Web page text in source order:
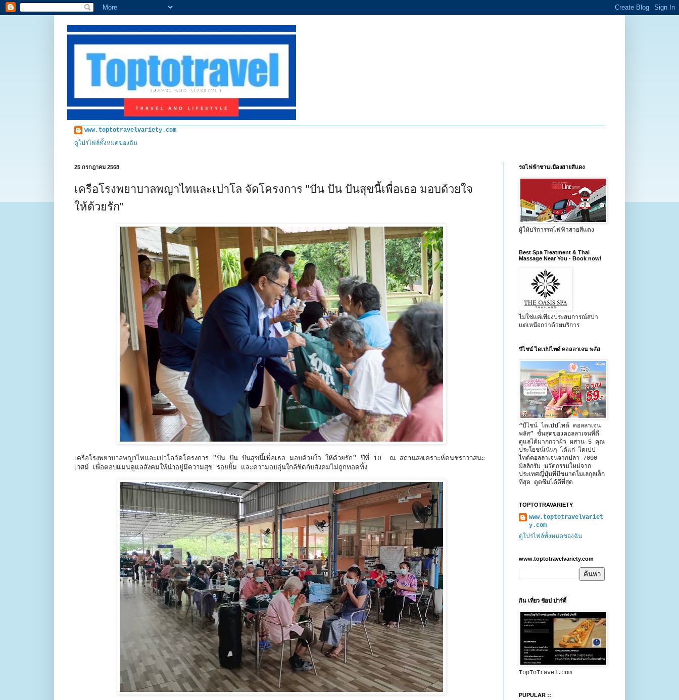
www.toptotravelvariety.com
ดูโปรไฟล์ทั้งหมดของฉัน
25 กรกฎาคม 2568
เครือโรงพยาบาลพญาไทและเปาโล จัดโครงการ "ปัน ปัน ปันสุขนี้เพื่อเธอ มอบด้วยใจ
ให้ด้วยรัก"
เครือโรงพยาบาลพญาไทและเปาโลจัดโครงการ "ปัน ปัน ปันสุขนี้เพื่อเธอ มอบด้วยใจ ให้ด้วยรัก" ปีที่ 10 ณ สถานสงเคราะห์คนชราวาสนะ
เวศม์ เพื่อตอบแมนดูแลสังคมให้น่าอยู่มีความสุข รอยยิ้ม และความอบอุ่นใกล้ชิดกับสังคมไม่ถูกทอดทิ้ง
รถไฟฟ้าชานเมืองสายสีแดง
ผู้ให้บริการรถไฟฟ้าสายสีแดง
Best Spa Treatment & Thai
Massage Near You - Book now!
ไม่ใช่แค่เพียงประสบการณ์สปา
แต่เหนือกว่าด้วยบริการ
บีไชน์ ไดเปปไทด์ คอลลาเจน พลัส
“บีไชน์ ไดเปปไทด์ คอลลาเจน
พลัส” ขั้นสุดของคอลลาเจนที่ดี
ดูแลได้มากกว่าผิว ผสาน 5 คุณ
ประโยชน์เน้นๆ ได้แก่ ไดเปป
ไทด์คอลลาเจนจากปลา 7000
มิลลิกรัม นวัตกรรมใหม่จาก
ประเทศญี่ปุ่นที่มีขนาดโมเลกุลเล็ก
ที่สุด ดูดซึมได้ดีที่สุด
TOPTOTRAVARIETY
www.toptotravelvariet
y.com
ดูโปรไฟล์ทั้งหมดของฉัน
www.toptotravelvariety.com
กิน เที่ยว ช้อป ปาร์ตี้
TopToTravel.com
PUPULAR ::